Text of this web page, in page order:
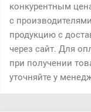
конкурентным
с
продукцию с
через сайт. Для
при получении
уточняйте у